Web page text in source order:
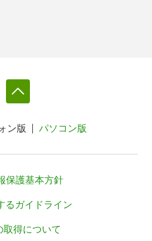
ン版 パソコン版
保護基本方針
るガイドライン
得について